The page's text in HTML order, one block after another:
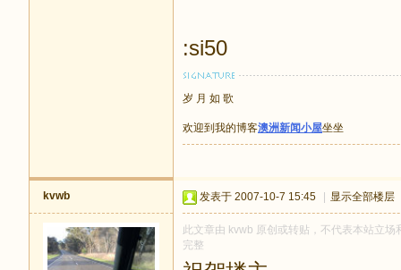
:si50
岁 月 如 歌
欢迎到我的博客澳洲新闻小屋坐坐
kvwb 发表于 2007-10-7 15:45 显示全部楼层
此文章由 kvwb 原创或转贴，不代表本站立
完整